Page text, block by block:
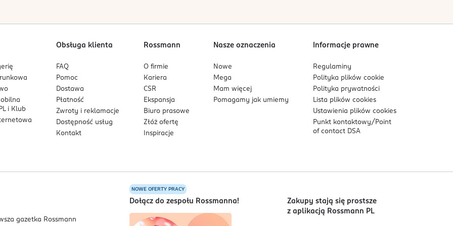
i Klub
Obsługa klienta
FAQ
Pomoc
Dostawa
Płatność
Zwroty i reklamacje
Dostępność usług
Kontakt
Rossmann
O firmie
Kariera
CSR
Ekspansja
Biuro prasowe
Złóż ofertę
Inspiracje
Nasze oznaczenia
Nowe
Mega
Mam więcej
Pomagamy jak umiemy
Informacje prawne
Regulaminy
Polityka plikówcookie
Polityka prywatności
Lista plikówcookies
Ustawienia plikówcookies
Punkt kontaktowy/ Point
of contact DSA
NOWE OFERTY PRACY
Dołącz do zespołu Rossmanna!
Zakupy stają się prostsze
z aplikacją Rossmann PL